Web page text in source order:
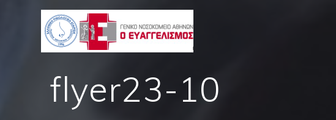
flyer23-10